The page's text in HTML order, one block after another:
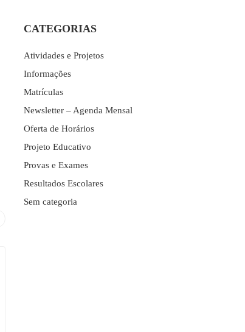
CATEGORIAS
Atividades e Projetos
Informações
Matrículas
Newsletter – Agenda Mensal
Oferta de Horários
Projeto Educativo
Provas e Exames
Resultados Escolares
Sem categoria